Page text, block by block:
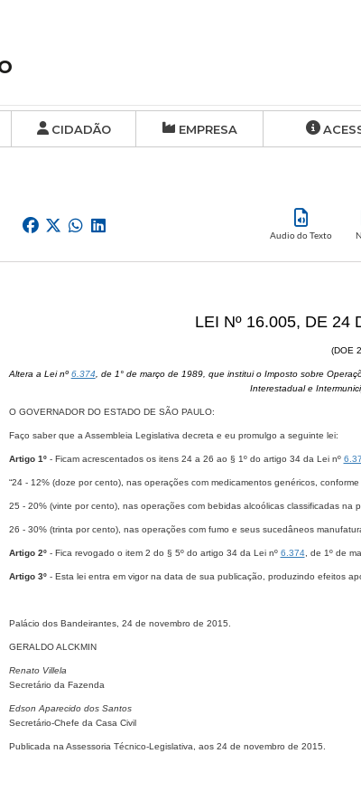
CIDADÃO EMPRESA
Audio do Texto
LEI Nº 16.005, DE 24
(DOE
Altera a Lei nº 6.374 , de 1° de março de 1989, que institui o Imposto sobre
Interestadual e
O GOVERNADOR DO ESTADO DE SÃO PAULO:
Faço saber que a Assembleia Legislativa decreta e eu promulgo a seguinte lei:
Artigo 1º - Ficam acrescentados os itens 24 a 26 ao § 1º do artigo 34 da Lei nº
“24 - 12% (doze por cento), nas operações com medicamentos genéricos,
25 - 20% (vinte por cento), nas operações com bebidas alcoólicas classificadas na
26 - 30% (trinta por cento), nas operações com fumo e seus sucedâneos
Artigo 2º - Fica revogado o item 2 do § 5º do artigo 34 da Lei nº 6.374, de 1º de
Artigo 3º - Esta lei entra em vigor na data de sua publicação, produzindo efeitos
Palácio dos Bandeirantes, 24 de novembro de 2015.
GERALDO ALCKMIN
Renato Villela
Secretário da Fazenda
Edson Aparecido dos Santos
Secretário-Chefe da Casa Civil
Publicada na Assessoria Técnico-Legislativa, aos 24 de novembro de 2015.